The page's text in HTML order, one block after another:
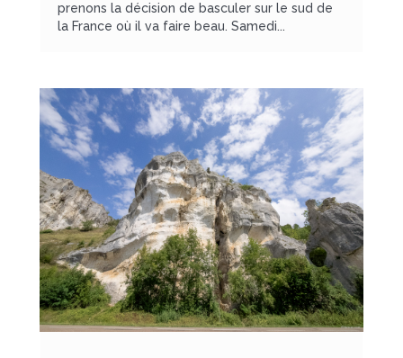
prenons la décision de basculer sur le sud de
la France où il va faire beau. Samedi...